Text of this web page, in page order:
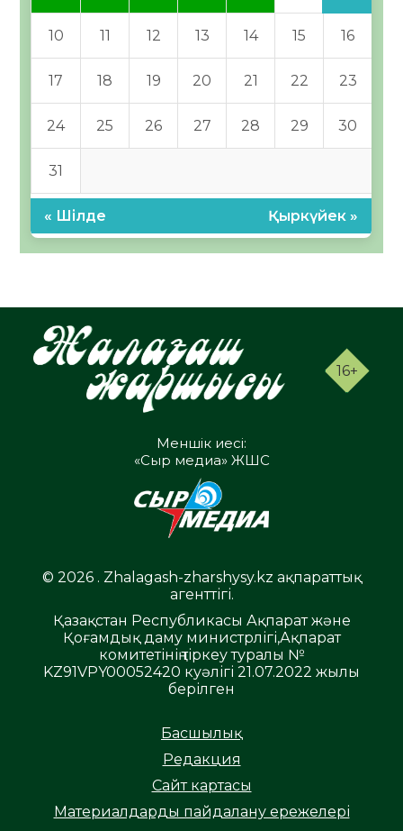
10 11 12 13 14 15 16
17 18 19 20 21 22 23
24 25 26 27 28 29 30
31
« Шілде Қыркүйек »
16+
Меншік иесі:
«Сыр медиа» ЖШС
© 2026 . Zhalagash-zharshysy.kz ақпараттық
агенттігі.
Қазақстан Республикасы Ақпарат және
Қоғамдық даму министрлігі,Ақпарат
комитетінің тіркеу туралы №
KZ91VPY00052420 куәлігі 21.07.2022 жылы
берілген
Басшылық
Редакция
Сайт картасы
Материалдарды пайдалану ережелері